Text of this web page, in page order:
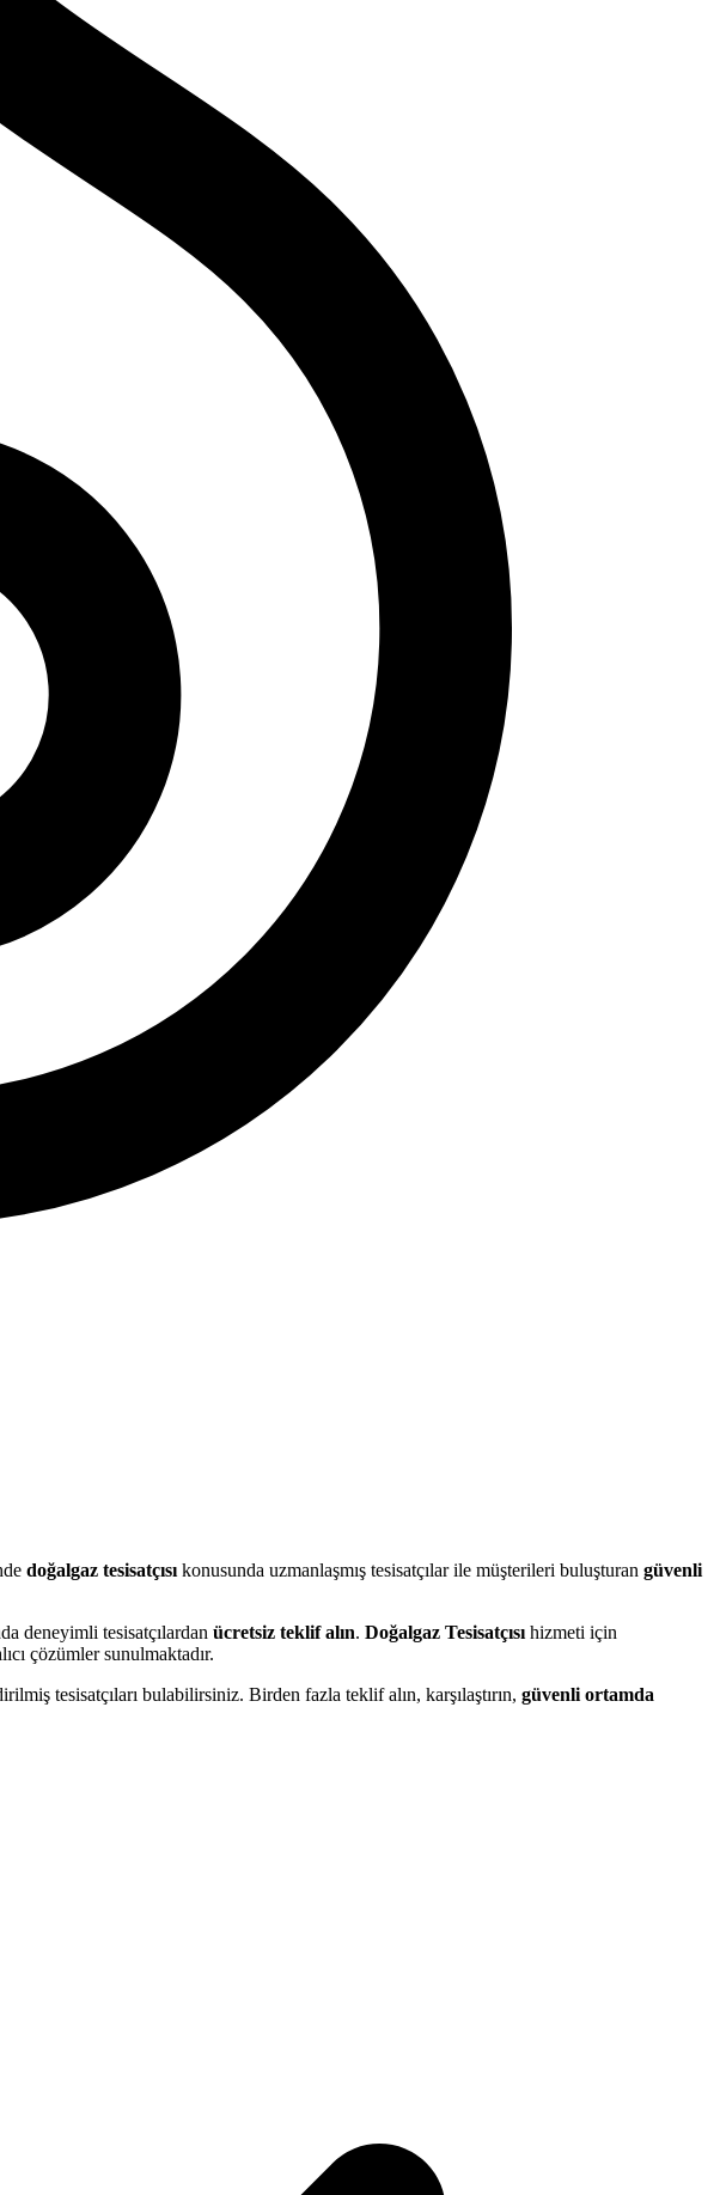
doğalgaz tesisatçısı konusunda uzmanlaşmış tesisatçılar ile müşterileri buluşturan güvenli
deneyimli tesisatçılardan ücretsiz teklif alın. Doğalgaz Tesisatçısı hizmeti için
çözümler sunulmaktadır.
tesisatçıları bulabilirsiniz. Birden fazla teklif alın, karşılaştırın, güvenli ortamda